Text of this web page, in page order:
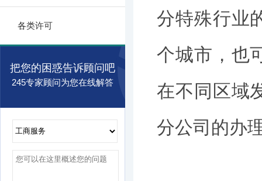
各类许可
把您的困惑告诉顾问吧
245专家顾问为您在线解答
分特殊行业
个城市，也
在不同区域
分公司的办